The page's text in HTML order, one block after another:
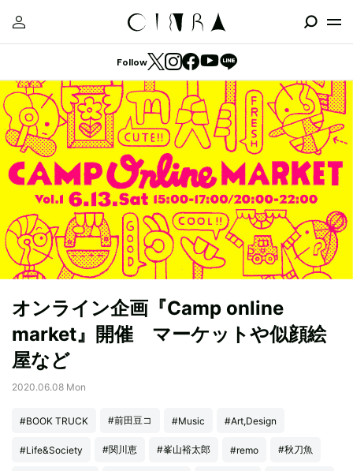
Follow
オンライン企画『Camp online
market』開催 マーケットや似顔絵
屋など
2020.06.08 Mon
#BOOK TRUCK #前田豆コ #Music #Art,Design
#Life&Society #関川恵 #峯山裕太郎 #remo #秋刀魚